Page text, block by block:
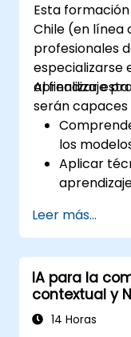
Esta
Chile (en línea
profesionales
especializarse
aprendizaje
Al finalizar
serán capaces
los
Aplicar
los
atención.
para
artificial
Leer más...
IA para la
contextual y
14 Horas